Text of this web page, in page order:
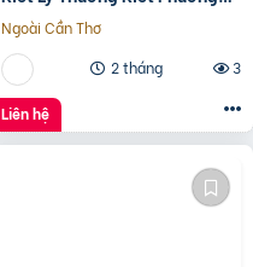
nam Đông Hà Quảng Trị
Ngoài Cần Thơ
2 tháng
3
Liên hệ